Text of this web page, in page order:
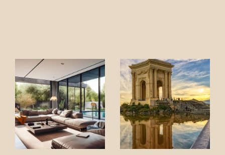
Vous souhaitezacheter ou vendre un bien
immobilier à Montpellier? Chez Fratel Immo, nous
mettons toute notre expertise dumarché
montpelliérainà votre service. Quartiers prisés,
opportunités cachées, tendances des prix : nous
vous aidons à faire les bons choix, au bon moment.